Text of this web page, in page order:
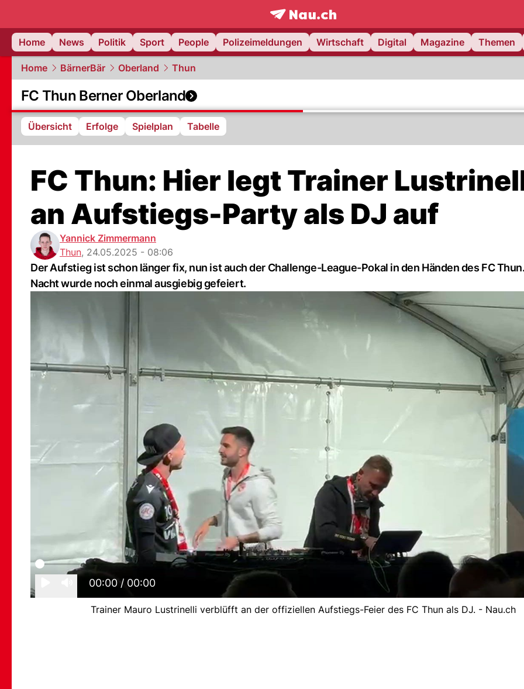
frontpage.NAU.ch
Home
News Politik Sport People Polizeimeldungen Wirtschaft Digital Magazine Themen
Home BärnerBär Oberland Thun
FC Thun Berner Oberland
Übersicht Erfolge Spielplan Tabelle
FC Thun: Hier legt Trainer
an Aufstiegs-Party als DJ auf
Yannick Zimmermann
Thun, 24.05.2025 - 08:06
Der Aufstieg ist schon länger fix, nun ist auch der Challenge-League-Pokal in den Händen des FC
Nacht wurde noch einmal ausgiebig gefeiert.
00:00 / 00:00
Trainer Mauro Lustrinelli verblüfft an der offiziellen Aufstiegs-Feier des FC Thun als DJ. - Nau.ch